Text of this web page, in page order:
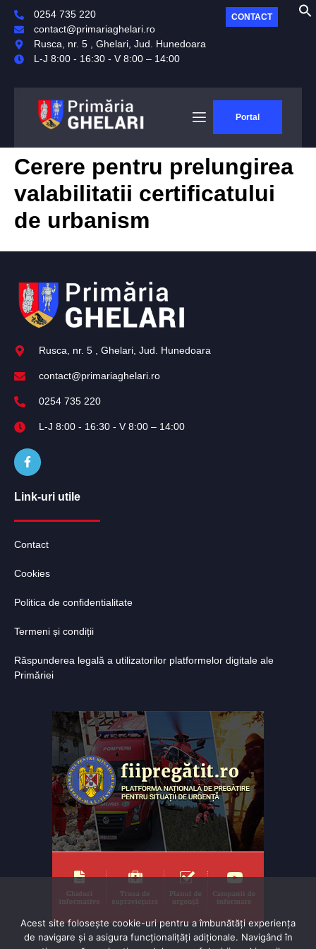
0254 735 220
contact@primariaghelari.ro
Rusca, nr. 5 , Ghelari, Jud. Hunedoara
L-J 8:00 - 16:30 - V 8:00 – 14:00
CONTACT
Portal
Cerere pentru prelungirea
valabilitatii certificatului
de urbanism
Rusca, nr. 5 , Ghelari, Jud. Hunedoara
contact@primariaghelari.ro
0254 735 220
L-J 8:00 - 16:30 - V 8:00 – 14:00
Link-uri utile
Contact
Cookies
Politica de confidentialitate
Termeni și condiții
Răspunderea legală a utilizatorilor platformelor digitale ale
Primăriei
Acest site folosește cookie-uri pentru a îmbunătăți experiența
de navigare și a asigura funcționalițăți adiționale. Navigând în